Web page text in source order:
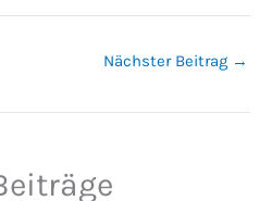
Nächster Beitrag →